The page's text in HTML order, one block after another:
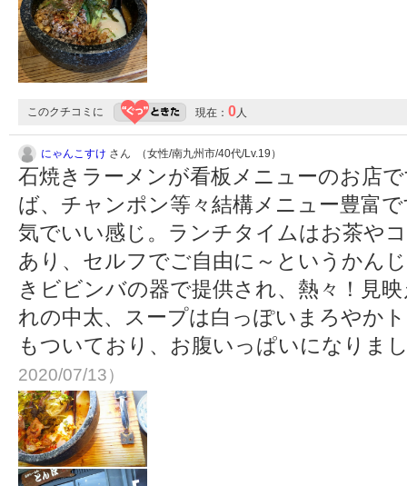
このクチコミに 現在： 0人
にゃんこすけ さん （女性/南九州市/40代/Lv.19）
石焼きラーメンが看板メニューのお店
ば、チャンポン等々結構メニュー豊富
気でいい感じ。ランチタイムはお茶や
あり、セルフでご自由に～というかん
きビビンバの器で提供され、熱々！見
れの中太、スープは白っぽいまろやか
もついており、お腹いっぱいになりま
2020/07/13）